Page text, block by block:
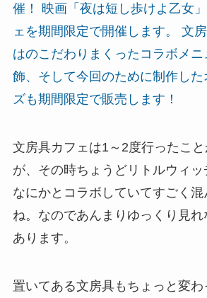
催！ 映画「夜は短し歩けよ乙女
ェを期間限定で開催します。 文
はのこだわりまくったコラボメ
飾、そして今回のために制作した
ズも期間限定で販売します！
文房具カフェは1～2度行ったこ
が、その時ちょうどリトルウィ
なにかとコラボしていてすごく混
ね。なのであんまりゆっくり見
あります。
置いてある文房具もちょっと変わ